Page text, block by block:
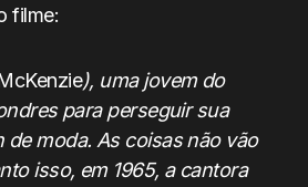
filme:
), uma jovem do
para perseguir sua
de moda. As coisas não vão
isso, em 1965, a cantora